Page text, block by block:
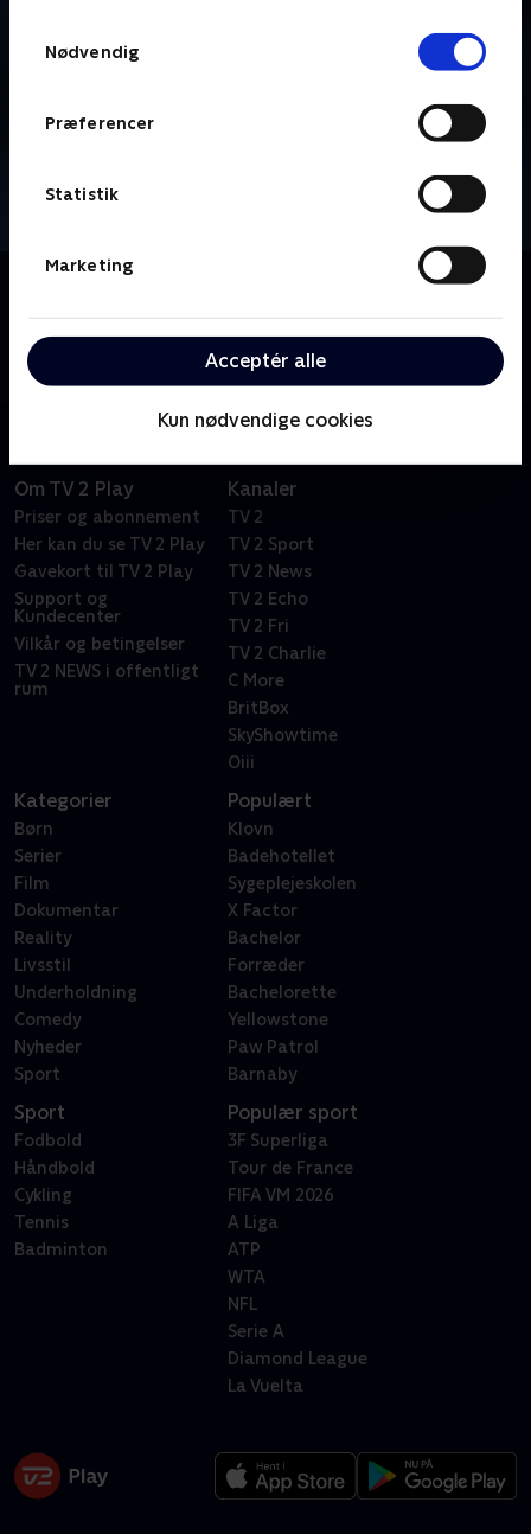
Nødvendig
Præferencer
Statistik
Marketing
Acceptér alle
Kun nødvendige cookies
mountaineering-disciplinen, der kæmper om
prestigefyldt OL-metal i Milano Cortina.
Om TV 2 Play
Priser og abonnement
Her kan du se TV 2 Play
Gavekort til TV 2 Play
Support og
Kundecenter
Vilkår og betingelser
TV 2 NEWS i offentligt
rum
Kanaler
TV 2
TV 2 Sport
TV 2 News
TV 2 Echo
TV 2 Fri
TV 2 Charlie
C More
BritBox
SkyShowtime
Oiii
Kategorier
Børn
Serier
Film
Dokumentar
Reality
Livsstil
Underholdning
Comedy
Nyheder
Sport
Populært
Klovn
Badehotellet
Sygeplejeskolen
X Factor
Bachelor
Forræder
Bachelorette
Yellowstone
Paw Patrol
Barnaby
Sport
Fodbold
Håndbold
Cykling
Tennis
Badminton
Populær sport
3F Superliga
Tour de France
FIFA VM 2026
A Liga
ATP
WTA
NFL
Serie A
Diamond League
La Vuelta